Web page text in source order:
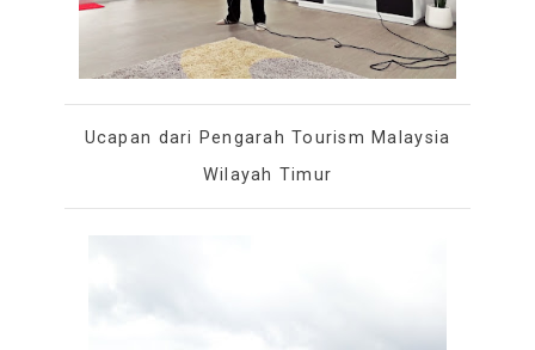
Ucapan dari Pengarah Tourism Malaysia
Wilayah Timur